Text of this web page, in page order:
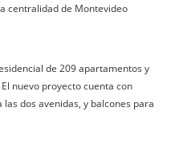
centralidad de Montevideo
de 209 apartamentos y
nuevo proyecto cuenta con
dos avenidas, y balcones para